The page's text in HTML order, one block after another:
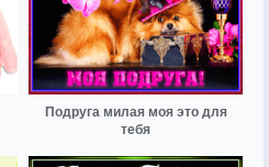
Подруга милая моя это для
тебя